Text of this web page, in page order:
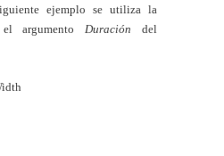
ejemplo se utiliza la
argumento Duración del